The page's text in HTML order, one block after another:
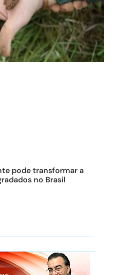
pode transformar a
no Brasil